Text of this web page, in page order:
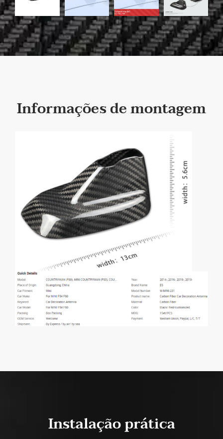
Informações de montagem
Instalação prática